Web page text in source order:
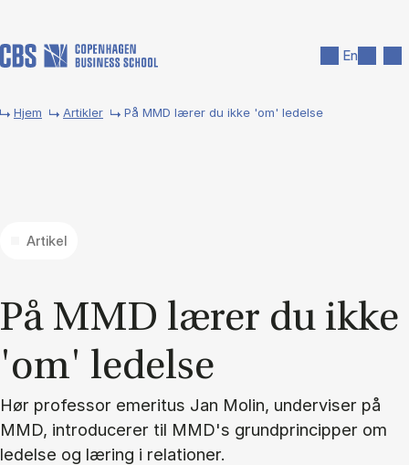
En
Hjem Artikler På MMD lærer du ikke 'om' ledelse
Artikel
På MMD læ­rer du ikke
'om' le­del­se
Hør professor emeritus Jan Molin, underviser på
MMD, introducerer til MMD's grundprincipper om
ledelse og læring i relationer.